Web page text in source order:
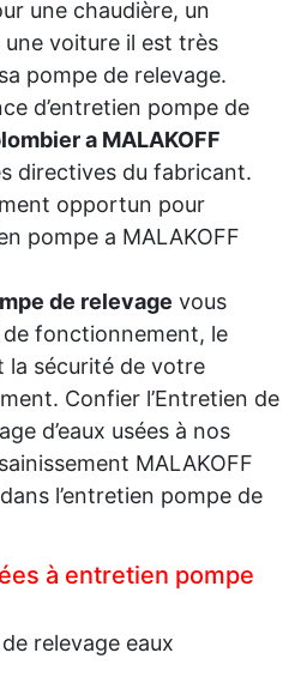
une chaudière, un
voiture il est très
pompe de relevage.
d’entretien pompe de
a MALAKOFF
directives du fabricant.
opportun pour
pompe a MALAKOFF
de relevage vous
fonctionnement, le
la sécurité de votre
Confier l’Entretien de
d’eaux usées à nos
MALAKOFF
l’entretien pompe de
à entretien pompe
relevage eaux